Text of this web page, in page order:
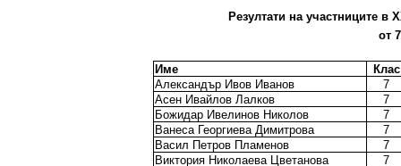
Резултати на участниците в
от
Име
Клас
Александър Ивов Иванов
7
Асен Ивайлов Лалков
7
Божидар Ивелинов Николов
7
Ванеса Георгиева Димитрова
7
Васил Петров Пламенов
7
Виктория Николаева Цветанова
7